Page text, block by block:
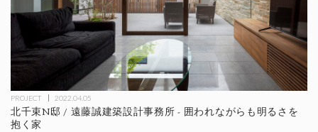
PROJECT 2022.04.05
北千束N邸 / 遠藤誠建築設計事務所 - 囲われながらも明るさを
抱く家